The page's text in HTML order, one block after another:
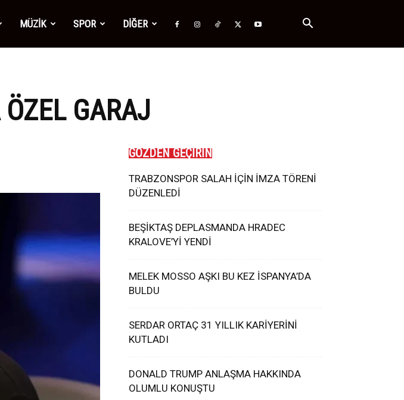
MÜZİK SPOR DİĞER
ÖZEL GARAJ
GÖZDEN GEÇİRİN
TRABZONSPOR SALAH İÇİN İMZA TÖRENİ
DÜZENLEDİ
BEŞİKTAŞ DEPLASMANDA HRADEC
KRALOVE’Yİ YENDİ
MELEK MOSSO AŞKI BU KEZ İSPANYA’DA
BULDU
SERDAR ORTAÇ 31 YILLIK KARİYERİNİ
KUTLADI
DONALD TRUMP ANLAŞMA HAKKINDA
OLUMLU KONUŞTU